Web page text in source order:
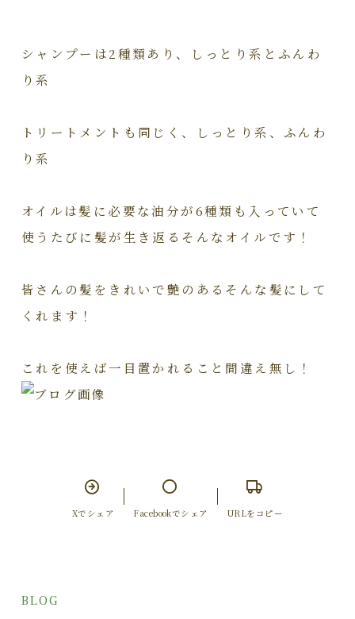
シャンプーは2種類あり、しっとり系とふんわ
り系
トリートメントも同じく、しっとり系、ふんわ
り系
オイルは髪に必要な油分が6種類も入っていて
使うたびに髪が生き返るそんなオイルです！
皆さんの髪をきれいで艶のあるそんな髪にして
くれます！
これを使えば一目置かれること間違え無し！
Xでシェア Facebookでシェア URLをコピー
BLOG